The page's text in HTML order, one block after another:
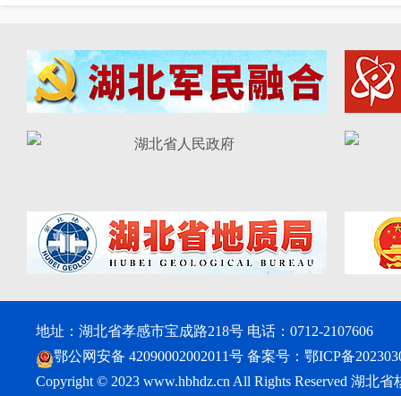
地址：湖北省孝感市宝成路218号 电话：0712-2107606
鄂公网安备 42090002002011号 备案号： 鄂ICP备
Copyright © 2023 www.hbhdz.cn All Rights Reserved 湖北